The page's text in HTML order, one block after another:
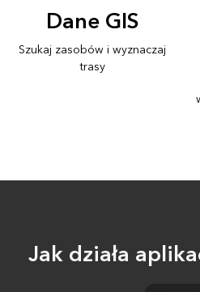
Dane GIS
Szukaj zasobów i wyznaczaj
trasy
Jak działa